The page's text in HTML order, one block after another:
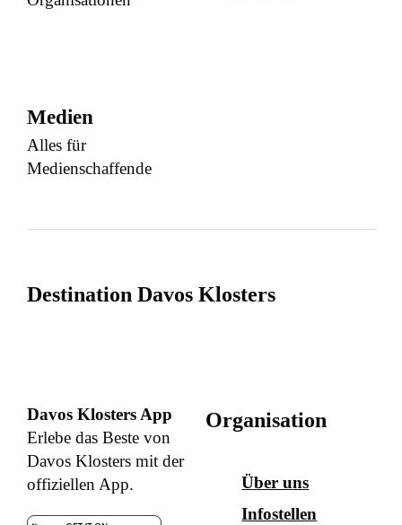
Medien
Alles für
Medienschaffende
Destination Davos Klosters
Davos Klosters App
Erlebe das Beste von
Davos Klosters mit der
offiziellen App.
Organisation
Über uns
Infostellen